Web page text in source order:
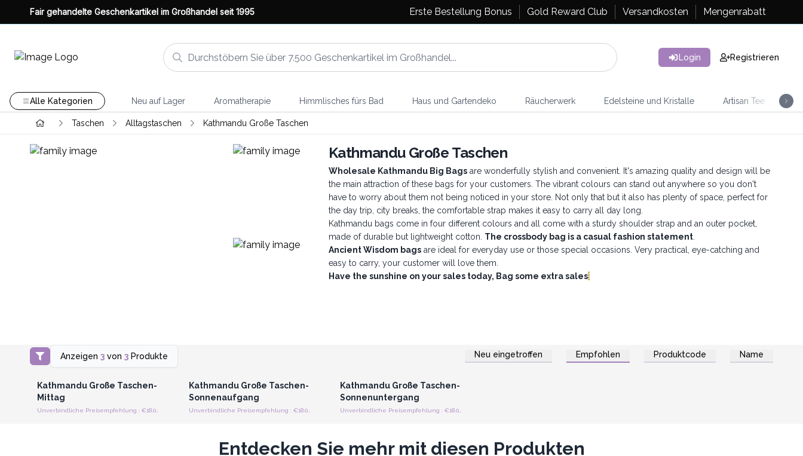
Fair gehandelte Geschenkartikel im Großhandel seit 1995 Erste Bestellung Bonus Gold Reward Club Versandkosten Mengenrabatt
Login Registrieren
Alle Kategorien Neu auf Lager Aromatherapie Himmlisches fürs Bad Haus und Gartendeko Räucherwerk Edelsteine und Kristalle Artisan Tee
Taschen Alltagstaschen Kathmandu Große Taschen
Kathmandu Große Taschen
Wholesale Kathmandu Big Bags are wonderfully stylish and convenient. It's amazing quality and design will be
the main attraction of these bags for your customers. The vibrant colours can stand out anywhere so you don't
have to worry about them not being noticed in your store. Not only that but it also has plenty of space, perfect for
the day trip, city breaks, the comfortable strap makes it easy to carry all day long.
Kathmandu bags come in four different colours and all come with a sturdy shoulder strap and an outer pocket,
made of durable but lightweight cotton. The crossbody bag is a casual fashion statement
Ancient Wisdom bags are ideal for everyday use or those special occasions. Very practical, eye-catching and
easy to carry, your customer will love them.
Have the sunshine on your sales today, Bag some extra sales
Anzeigen 3von 3Produkte Neu eingetroffen Empfohlen Produktcode Name
Anmelden oder Registrieren
für Großhandelspreise
Kathmandu Große Taschen-
Mittag
Kathmandu Große Taschen-
Sonnenaufgang
Unverbindliche Preisempfehlung : €18.00/Tasche
Kathmandu Große Taschen-
Sonnenuntergang
Entdecken Sie mehr mit diesen Produkten